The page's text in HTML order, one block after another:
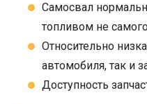
Самосвал
топливом не
Относительно
автомобиля, так и
Доступность